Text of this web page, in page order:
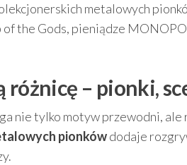
metalowych
the Gods, pieniądze
– pionki,
nie tylko motyw przewodni, ale
pionkówdodaje